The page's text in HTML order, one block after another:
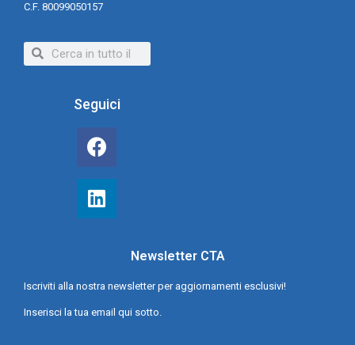
C.F. 80099050157
Seguici
Newsletter CTA
Iscriviti alla nostra newsletter per aggiornamenti esclusivi!
Inserisci la tua email qui sotto.